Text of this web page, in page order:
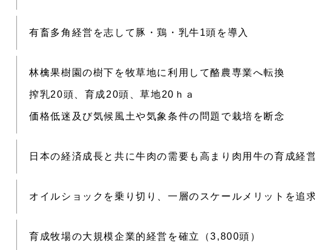
有畜多角経営を志して豚・鶏・乳牛1頭を導入
林檎果樹園の樹下を牧草地に利用して酪農専業へ転換
搾乳20頭、育成20頭、草地20ｈａ
価格低迷及び気候風土や気象条件の問題で栽培を断念
日本の経済成長と共に牛肉の需要も高まり肉用牛の育成経
オイルショックを乗り切り、一層のスケールメリットを追
育成牧場の大規模企業的経営を確立（3,800頭）